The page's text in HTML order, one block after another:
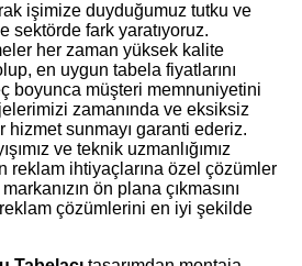
işimize duyduğumuz tutku ve
sektörde fark yaratıyoruz.
her zaman yüksek kalite
en uygun tabela fiyatlarını
boyunca müşteri memnuniyetini
zamanında ve eksiksiz
sunmayı garanti ederiz.
ve teknik uzmanlığımız
reklam ihtiyaçlarına özel çözümler
ön plana çıkmasını
çözümlerini en iyi şekilde